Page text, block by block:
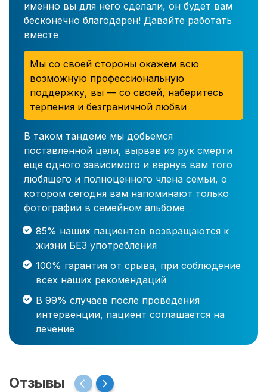
именно вы для него сделали, он будет вам
бесконечно благодарен! Давайте работать
вместе
Мы со своей стороны окажем всю
возможную профессиональную
поддержку, вы — со своей, наберитесь
терпения и безграничной любви
В таком тандеме мы добьемся
поставленной цели, вырвав из рук смерти
еще одного зависимого и вернув вам того
любящего и полноценного члена семьи, о
котором сегодня вам напоминают только
фотографии в семейном альбоме
85% наших пациентов возвращаются к
жизни БЕЗ употребления
100% гарантия от срыва, при соблюдение
всех наших рекомендаций
В 99% случаев после проведения
интервенции, пациент соглашается на
лечение
Отзывы